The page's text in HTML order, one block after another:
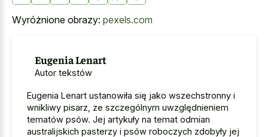
Wyróżnione obrazy: pexels.com
Eugenia Lenart
Autor tekstów
Eugenia Lenart ustanowiła się jako wszechstronny i
wnikliwy pisarz, ze szczególnym uwzględnieniem
tematów psów. Jej artykuły na temat odmian
australijskich pasterzy i psów roboczych zdobyły jej